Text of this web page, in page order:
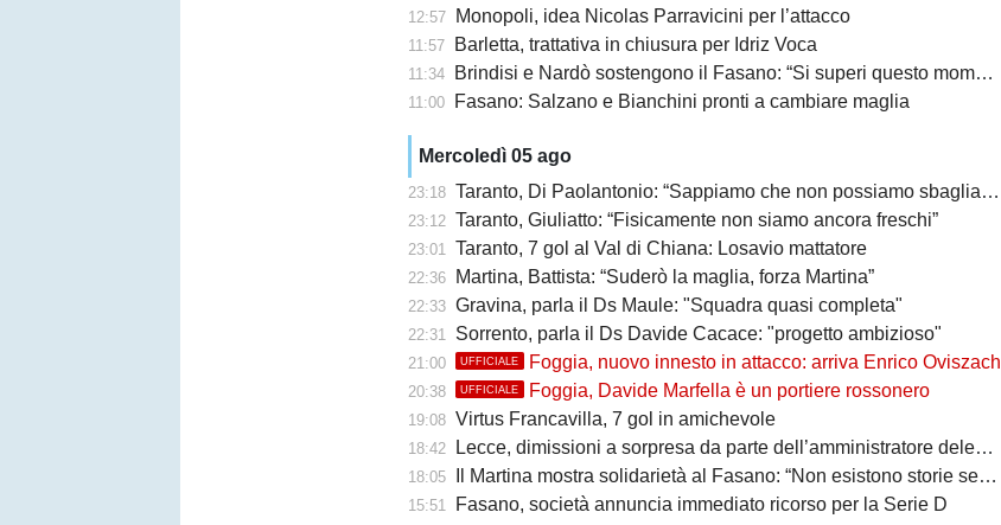
12:57 Monopoli, idea Nicolas Parravicini per l’attacco
11:57 Barletta, trattativa in chiusura per Idriz Voca
11:34 Brindisi e Nardò sostengono il Fasano: “Si superi questo momento quanto prima”
11:00 Fasano: Salzano e Bianchini pronti a cambiare maglia
Mercoledì 05 ago
23:18 Taranto, Di Paolantonio: “Sappiamo che non possiamo sbagliare”
23:12 Taranto, Giuliatto: “Fisicamente non siamo ancora freschi”
23:01 Taranto, 7 gol al Val di Chiana: Losavio mattatore
22:36 Martina, Battista: “Suderò la maglia, forza Martina”
22:33 Gravina, parla il Ds Maule: "Squadra quasi completa"
22:31 Sorrento, parla il Ds Davide Cacace: "progetto ambizioso"
21:00 UFFICIALE Foggia, nuovo innesto in attacco: arriva Enrico Oviszach
20:38 UFFICIALE Foggia, Davide Marfella è un portiere rossonero
19:08 Virtus Francavilla, 7 gol in amichevole
18:42 Lecce, dimissioni a sorpresa da parte dell’amministratore delegato
18:05 Il Martina mostra solidarietà al Fasano: “Non esistono storie senza avversari”
15:51
Fasano, società annuncia immediato ricorso per la Serie D